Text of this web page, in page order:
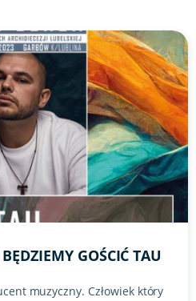
scenie będziemy gościć TAU"
GOŚCIĆ TAU
muzyczny. Człowiek który